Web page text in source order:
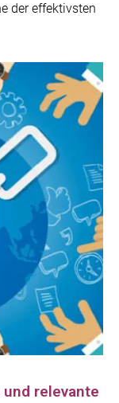
der effektivsten
relevante